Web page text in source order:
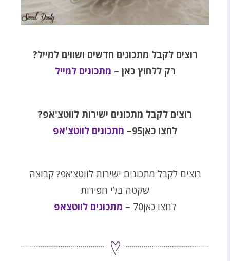
רוצים לקבל מתכונים חדשים ושווים למייל?
רק ללחוץ כאן – מתכונים למייל
רוצים לקבל מתכונים ישירות לווטצ'אפ?
לחצו כאן95–
מתכונים לווטצ'אפ
רוצים לקבל מתכונים ישירות לווטצ'אפ? קבוצה
שקטה בלי חפירות
לחצו כאן70 –
מתכונים לווטצאפ